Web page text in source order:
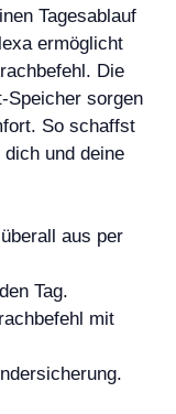
Tagesablauf
ermöglicht
Die
Speicher sorgen
So schaffst
und deine
aus per
Tag.
mit